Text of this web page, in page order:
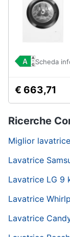
Scheda
€ 663,71
Ricerche
Miglior
Lavatrice
Lavatrice LG 9
Lavatrice
Lavatrice